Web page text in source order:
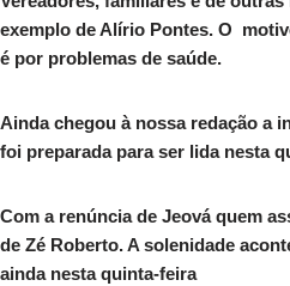
exemplo de Alírio Pontes. O
é por problemas de saúde.
Ainda chegou à nossa redação a
foi preparada para ser lida nesta
Com a renúncia de Jeová quem
de Zé Roberto. A solenidade
ainda nesta quinta-feira